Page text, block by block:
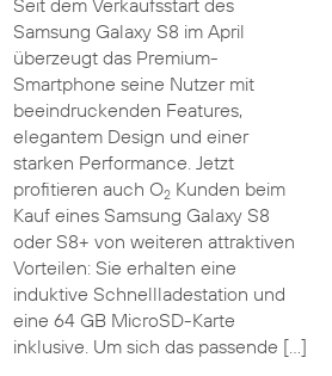
Seit dem Verkaufsstart des
Samsung Galaxy S8 im April
überzeugt das Premium-
Smartphone seine Nutzer mit
beeindruckenden Features,
elegantem Design und einer
starken Performance. Jetzt
profitieren auch O2Kunden beim
Kauf eines Samsung Galaxy S8
oder S8+ von weiteren attraktiven
Vorteilen: Sie erhalten eine
induktive Schnellladestation und
eine 64 GB MicroSD-Karte
inklusive. Um sich das passende […]